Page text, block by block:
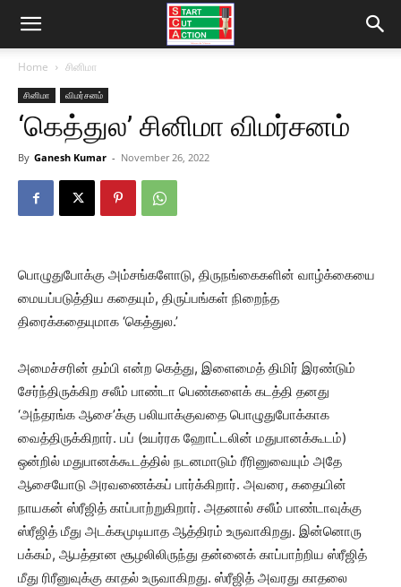
Home சினிமா
சினிமா விமர்சனம்
‘கெத்துல’ சினிமா விமர்சனம்
By Ganesh Kumar - November 26, 2022
பொழுதுபோக்கு அம்சங்களோடு, திருநங்கைகளின் வாழ்க்கையை
மையப்படுத்திய கதையும், திருப்பங்கள் நிறைந்த
திரைக்கதையுமாக ‘கெத்துல.’
அமைச்சரின் தம்பி என்ற கெத்து, இளைமைத் திமிர் இரண்டும்
சேர்ந்திருக்கிற சலீம் பாண்டா பெண்களைக் கடத்தி தனது
‘அந்தரங்க ஆசை’க்கு பலியாக்குவதை பொழுதுபோக்காக
வைத்திருக்கிறார். பப் (உயர்ரக ஹோட்டலின் மதுபானக்கூடம்)
ஒன்றில் மதுபானக்கூடத்தில் நடனமாடும் ரீரினுவையும் அதே
ஆசையோடு அரவணைக்கப் பார்க்கிறார். அவரை, கதையின்
நாயகன் ஸ்ரீஜித் காப்பாற்றுகிறார். அதனால் சலீம் பாண்டாவுக்கு
ஸ்ரீஜித் மீது அடக்கமுடியாத ஆத்திரம் உருவாகிறது. இன்னொரு
பக்கம், ஆபத்தான சூழலிலிருந்து தன்னைக் காப்பாற்றிய ஸ்ரீஜித்
மீது ரிரீனுவுக்கு காதல் உருவாகிறது. ஸ்ரீஜித் அவரது காதலை